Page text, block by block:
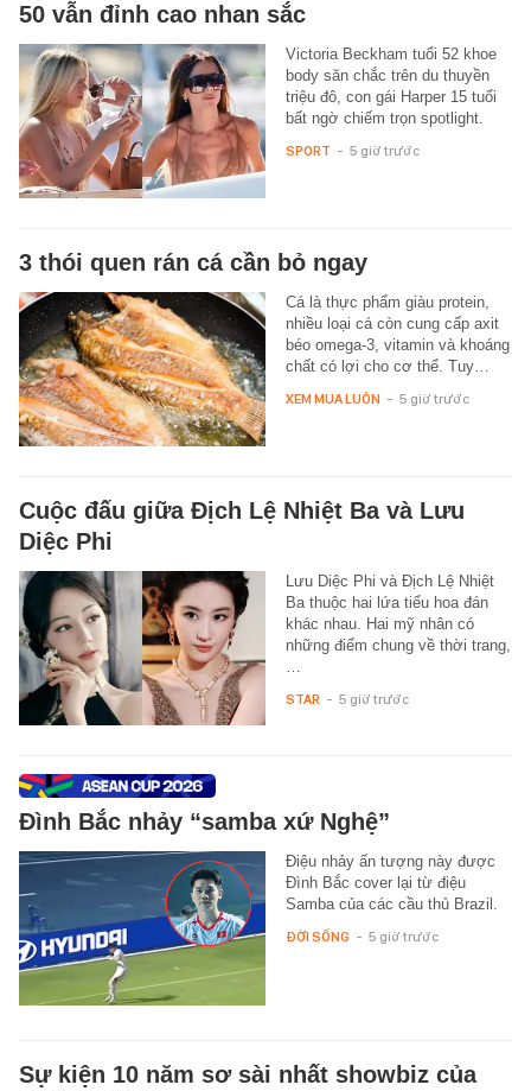
50 vẫn đỉnh cao nhan sắc
Victoria Beckham tuổi 52 khoe
body săn chắc trên du thuyền
triệu đô, con gái Harper 15 tuổi
bất ngờ chiếm trọn spotlight.
SPORT - 5 giờ trước
3 thói quen rán cá cần bỏ ngay
Cá là thực phẩm giàu protein,
nhiều loại cá còn cung cấp axit
béo omega-3, vitamin và khoáng
chất có lợi cho cơ thể. Tuy…
XEM MUA LUÔN - 5 giờ trước
Cuộc đấu giữa Địch Lệ Nhiệt Ba và Lưu
Diệc Phi
Lưu Diệc Phi và Địch Lệ Nhiệt
Ba thuộc hai lứa tiểu hoa đán
khác nhau. Hai mỹ nhân có
những điểm chung về thời trang,
…
STAR - 5 giờ trước
Đình Bắc nhảy “samba xứ Nghệ”
Điệu nhảy ấn tượng này được
Đình Bắc cover lại từ điệu
Samba của các cầu thủ Brazil.
ĐỜI SỐNG - 5 giờ trước
Sự kiện 10 năm sơ sài nhất showbiz của